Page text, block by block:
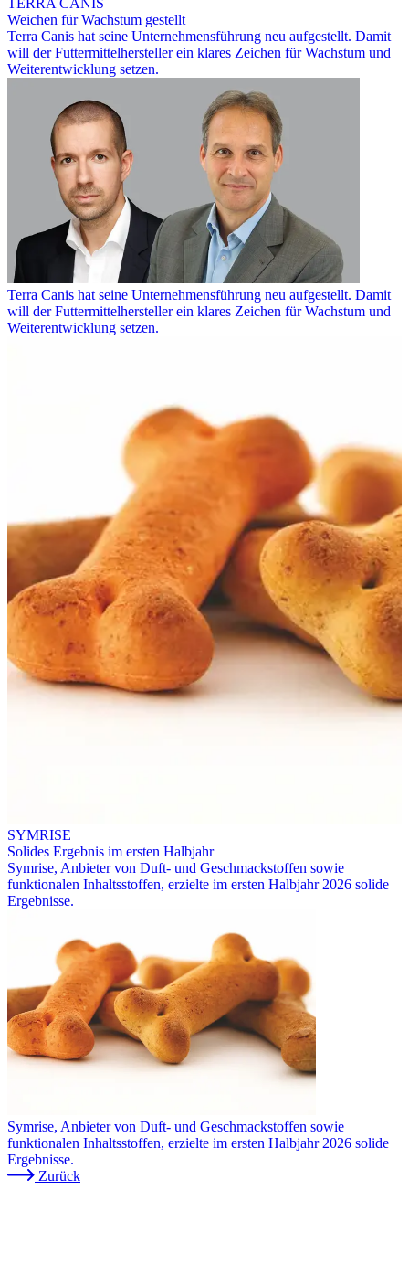
Weichen für Wachstum gestellt
Terra Canis hat seine Unternehmensführung neu aufgestellt. Damit
will der Futtermittelhersteller ein klares Zeichen für Wachstum und
Weiterentwicklung setzen.
Terra Canis hat seine Unternehmensführung neu aufgestellt. Damit
will der Futtermittelhersteller ein klares Zeichen für Wachstum und
Weiterentwicklung setzen.
SYMRISE
Solides Ergebnis im ersten Halbjahr
Symrise, Anbieter von Duft- und Geschmackstoffen sowie
funktionalen Inhaltsstoffen, erzielte im ersten Halbjahr 2026 solide
Ergebnisse.
Symrise, Anbieter von Duft- und Geschmackstoffen sowie
funktionalen Inhaltsstoffen, erzielte im ersten Halbjahr 2026 solide
Ergebnisse.
Zurück